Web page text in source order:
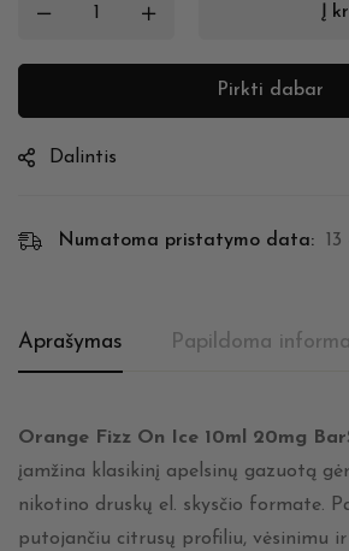
Į
Pirkti dabar
Dalintis
Numatoma pristatymo data:
Aprašymas Papildoma
Orange Fizz On Ice 10ml 20mg
įamžina klasikinį apelsinų gazuotą
nikotino druskų el. skysčio formate.
putojančiu citrusų profiliu, vėsinimu